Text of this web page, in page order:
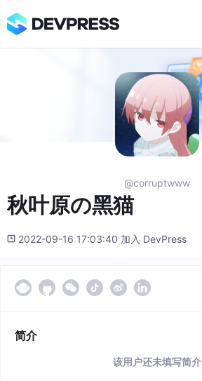
@corruptwww
秋叶原の黑猫
2022-09-16 17:03:40 加入 DevPress
简介
该用户还未填写简介